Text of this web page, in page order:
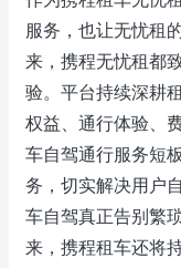
服务，也让无忧租
来，携程无忧租都
验。平台持续深耕
权益、通行体验、
车自驾通行服务短
务，切实解决用户
车自驾真正告别繁
来，携程租车还将